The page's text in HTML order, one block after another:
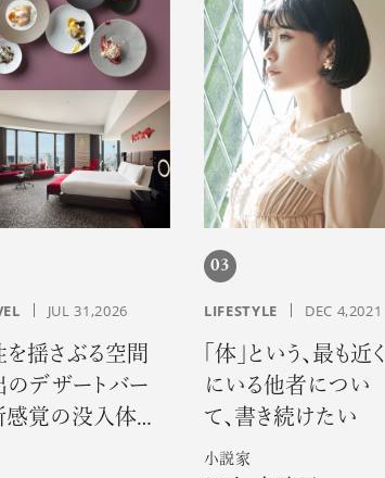
JUL 31,2026
を揺さぶる空間
のデザートバー
感覚の没入体
03
LIFESTYLE DEC 4,2021
「体」という、最も近く
にいる他者につい
て、書き続けたい
小説家